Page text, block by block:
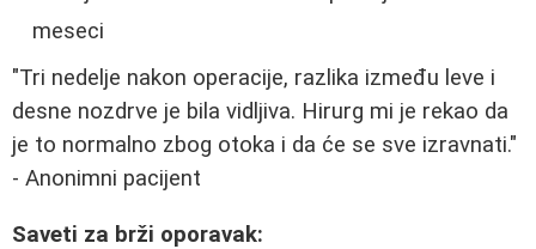
meseci
"Tri nedelje nakon operacije, razlika između leve i
desne nozdrve je bila vidljiva. Hirurg mi je rekao da
je to normalno zbog otoka i da će se sve izravnati."
- Anonimni pacijent
Saveti za brži oporavak: